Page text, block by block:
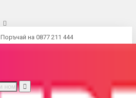
Поръчай на 0877 211 444